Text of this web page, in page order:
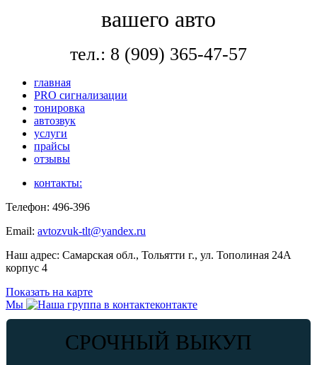
вашего авто
тел.: 8 (909) 365-47-57
главная
PRO сигнализации
тонировка
автозвук
услуги
прайсы
отзывы
контакты:
Телефон: 496-396
Email: avtozvuk-tlt@yandex.ru
Наш адрес: Самарская обл., Тольятти г., ул. Тополиная 24А
корпус 4
Показать на карте
Мы
контакте
СРОЧНЫЙ ВЫКУП